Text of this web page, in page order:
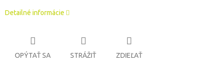
Detailné informácie
OPÝTAŤ SA STRÁŽIŤ ZDIEĽAŤ